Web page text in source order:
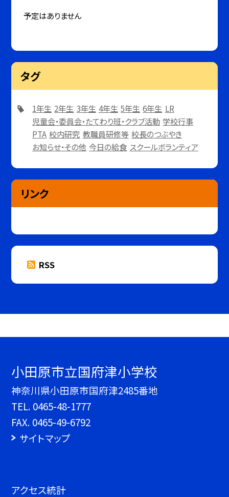
予定はありません
タグ
1年生 2年生 3年生 4年生 5年生 6年生 LR
児童会・委員会・たてわり班・クラブ活動 学校行事
PTA 校内研究 教職員研修等 校長のつぶやき
お知らせ・その他 今日の給食 スクールボランティア
リンク
RSS
小田原市立国府津小学校
神奈川県小田原市国府津2485番地
TEL. 0465-48-1777
FAX. 0465-49-6792
サイトマップ
アクセス統計